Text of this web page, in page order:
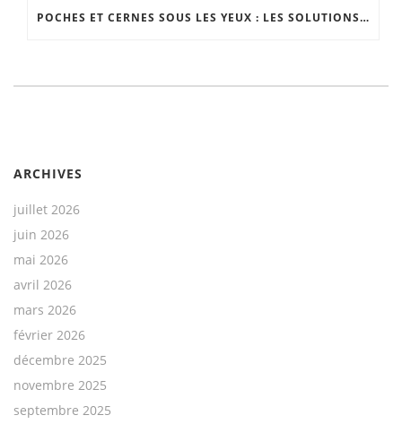
POCHES ET CERNES SOUS LES YEUX : LES SOLUTIONS EFFICACES
ARCHIVES
juillet 2026
juin 2026
mai 2026
avril 2026
mars 2026
février 2026
décembre 2025
novembre 2025
septembre 2025